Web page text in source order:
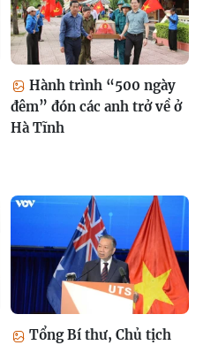
Hành trình “500 ngày
đêm” đón các anh trở về ở
Hà Tĩnh
Tổng Bí thư, Chủ tịch